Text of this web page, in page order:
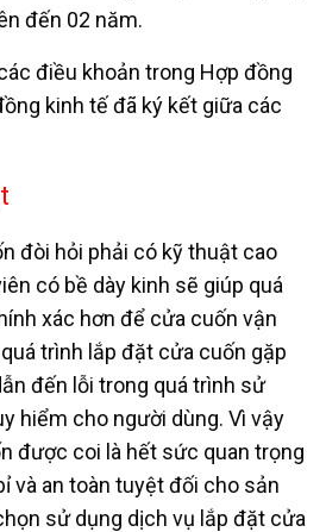
đến 02 năm.
điều khoản trong Hợp đồng
kinh tế đã ký kết giữa các
đòi hỏi phải có kỹ thuật cao
có bề dày kinh sẽ giúp quá
xác hơn để cửa cuốn vận
trình lắp đặt cửa cuốn gặp
đến lỗi trong quá trình sử
hiểm cho người dùng. Vì vậy
được coi là hết sức quan trọng
và an toàn tuyệt đối cho sản
sử dụng dịch vụ lắp đặt cửa